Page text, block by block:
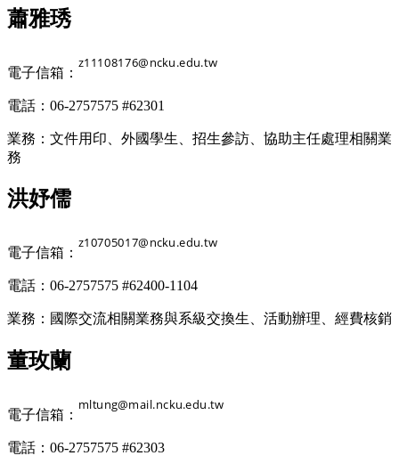
蕭雅琇
電子信箱：
電話：06-2757575 #62301
業務：文件用印、外國學生、招生參訪、協助主任處理相關業
務
洪妤儒
電子信箱：
電話：06-2757575 #62400-1104
業務：國際交流相關業務與系級交換生、活動辦理、經費核銷
董玫蘭
電子信箱：
電話：06-2757575 #62303